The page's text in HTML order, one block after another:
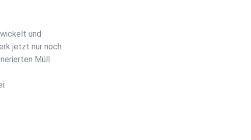
und
jetzt nur noch
Müll